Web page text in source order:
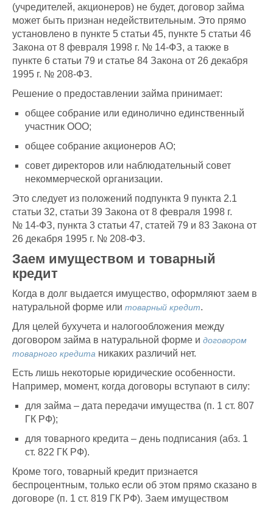
(учредителей, акционеров) не будет, договор займа
может быть признан недействительным. Это прямо
установлено в пункте 5 статьи 45, пункте 5 статьи 46
Закона от 8 февраля 1998 г. № 14-ФЗ, а также в
пункте 6 статьи 79 и статье 84 Закона от 26 декабря
1995 г. № 208-ФЗ.
Решение о предоставлении займа принимает:
общее собрание или единолично единственный
участник ООО;
общее собрание акционеров АО;
совет директоров или наблюдательный совет
некоммерческой организации.
Это следует из положений подпункта 9 пункта 2.1
статьи 32, статьи 39 Закона от 8 февраля 1998 г.
№ 14-ФЗ, пункта 3 статьи 47, статей 79 и 83 Закона от
26 декабря 1995 г. № 208-ФЗ.
Заем имуществом и товарный
кредит
Когда в долг выдается имущество, оформляют заем в
натуральной форме или товарный кредит.
Для целей бухучета и налогообложения между
договором займа в натуральной форме и договором
товарного кредита никаких различий нет.
Есть лишь некоторые юридические особенности.
Например, момент, когда договоры вступают в силу:
для займа – дата передачи имущества (п. 1 ст. 807
ГК РФ);
для товарного кредита – день подписания (абз. 1
ст. 822 ГК РФ).
Кроме того, товарный кредит признается
беспроцентным, только если об этом прямо сказано в
договоре (п. 1 ст. 819 ГК РФ). Заем имуществом